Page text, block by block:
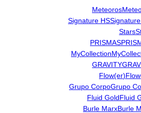
Meteoros
Signature HS
Stars
PRISMAS
MyCollection
GRAVITY
(Flow(er
Grupo Corpo
Fluid Gold
Burle Marx